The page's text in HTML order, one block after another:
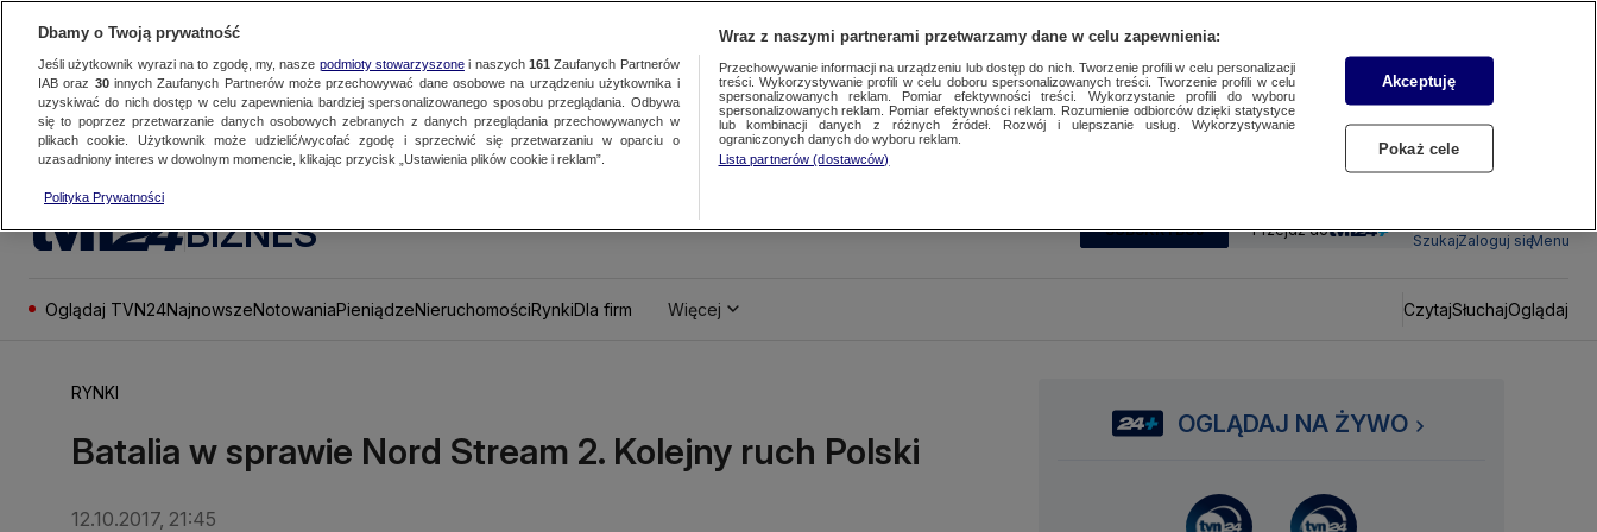
BIZNES SUBSKRYBUJ Przejdź do
SzukajZaloguj sięMenu
Oglądaj TVN24NajnowszeNotowaniaPieniądzeNieruchomościRynkiDla firm Więcej CzytajSłuchajOglądaj
RYNKI
Batalia w sprawie Nord Stream 2. Kolejny ruch Polski
12.10.2017, 21:45
OGLĄDAJ NA ŻYWO
Dbamy o Twoją prywatność
Jeśli użytkownik wyrazi na to zgodę, my, nasze podmioty stowarzyszonei naszych 161 Zaufanych Partnerów
IAB oraz 30innych Zaufanych Partnerów może przechowywać dane osobowe na urządzeniu użytkownika i
uzyskiwać do nich dostęp w celu zapewnienia bardziej spersonalizowanego sposobu przeglądania. Odbywa
się to poprzez przetwarzanie danych osobowych zebranych z danych przeglądania przechowywanych w
plikach cookie. Użytkownik może udzielić/wycofać zgodę i sprzeciwić się przetwarzaniu w oparciu o
uzasadniony interes w dowolnym momencie, klikając przycisk „Ustawienia plików cookie i reklam”.
Polityka Prywatności
Wraz z naszymi partnerami przetwarzamy dane w celu zapewnienia:
Przechowywanie informacji na urządzeniu lub dostęp do nich. Tworzenie profili w celu personalizacji
treści. Wykorzystywanie profili w celu doboru spersonalizowanych treści. Tworzenie profili w celu
spersonalizowanych reklam. Pomiar efektywności treści. Wykorzystanie profili do wyboru
spersonalizowanych reklam. Pomiar efektywności reklam. Rozumienie odbiorców dzięki statystyce
lub kombinacji danych z różnych źródeł. Rozwój i ulepszanie usług. Wykorzystywanie
ograniczonych danych do wyboru reklam.
Lista partnerów (dostawców)
Akceptuję
Pokaż cele